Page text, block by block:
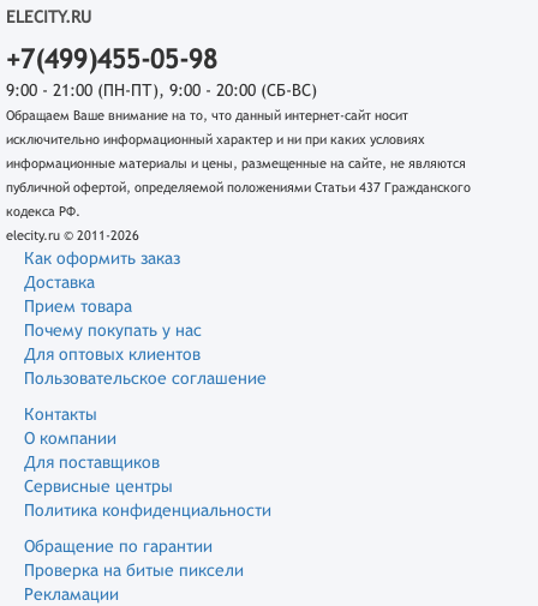
ELECITY.RU
+7(499)455-05-98
9:00 - 21:00 (ПН-ПТ), 9:00 - 20:00 (СБ-ВС)
Обращаем Ваше внимание на то, что данный интернет-сайт носит
исключительно информационный характер и ни при каких условиях
информационные материалы и цены, размещенные на сайте, не являются
публичной офертой, определяемой положениями Статьи 437 Гражданского
кодекса РФ.
elecity.ru © 2011-2026
Как оформить заказ
Доставка
Прием товара
Почему покупать у нас
Для оптовых клиентов
Пользовательское соглашение
Контакты
О компании
Для поставщиков
Сервисные центры
Политика конфиденциальности
Обращение по гарантии
Проверка на битые пиксели
Рекламации